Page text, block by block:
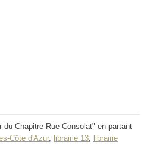
Chapitre Rue Consolat" en partant
Côte d'Azur, librairie 13 librairie